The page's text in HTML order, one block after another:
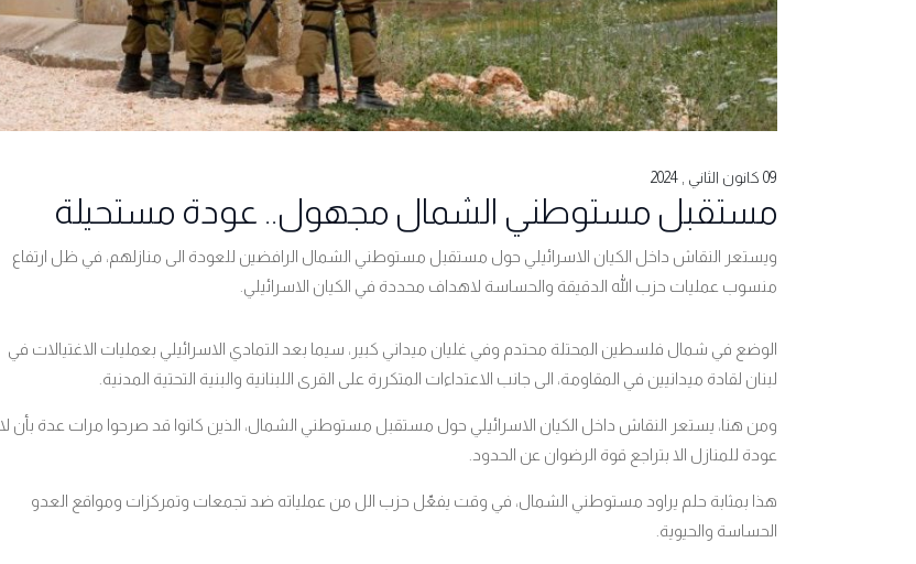
09 كانون الثاني , 2024
مستقبل مستوطني الشمال مجهول.. عودة مستحيلة
ويستعر النقاش داخل الكيان الاسرائيلي حول مستقبل مستوطني الشمال الرافضين للعودة الى منازلهم، في ظل ارتفاع
منسوب عمليات حزب الله الدقيقة والحساسة لاهداف محددة في الكيان الاسرائيلي.
الوضع في شمال فلسطين المحتلة محتدم وفي غليان ميداني كبير، سيما بعد التمادي الاسرائيلي بعمليات الاغتيالات في
لبنان لقادة ميدانيين في المقاومة، الى جانب الاعتداءات المتكررة على القرى اللبنانية والبنية التحتية المدنية.
ومن هنا، يستعر النقاش داخل الكيان الاسرائيلي حول مستقبل مستوطني الشمال، الذين كانوا قد صرحوا مرات عدة بأن لا
عودة للمنازل الا بتراجع قوة الرضوان عن الحدود.
هذا بمثابة حلم يراود مستوطني الشمال، في وقت يفعّل حزب الل من عملياته ضد تجمعات وتمركزات ومواقع العدو
الحساسة والحيوية.